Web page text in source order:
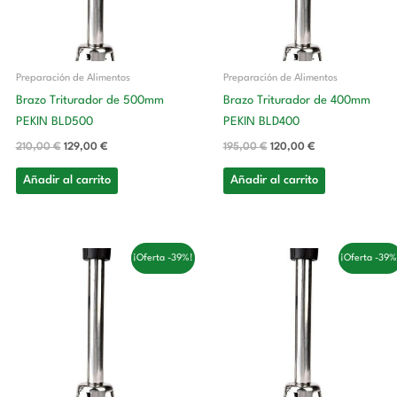
Preparación de Alimentos
Brazo Triturador de 500mm
PEKIN BLD500
210,00€ 129,00 €
Añadir al carrito
Preparación de Alimentos
Brazo Triturador de 400mm
PEKIN BLD400
195,00€ 120,00 €
Añadir al carrito
¡Oferta -39%!
precio
original
158,00 €.
El
precio
actual
¡Oferta -
precio
original
142,00 €.
El
precio
actual